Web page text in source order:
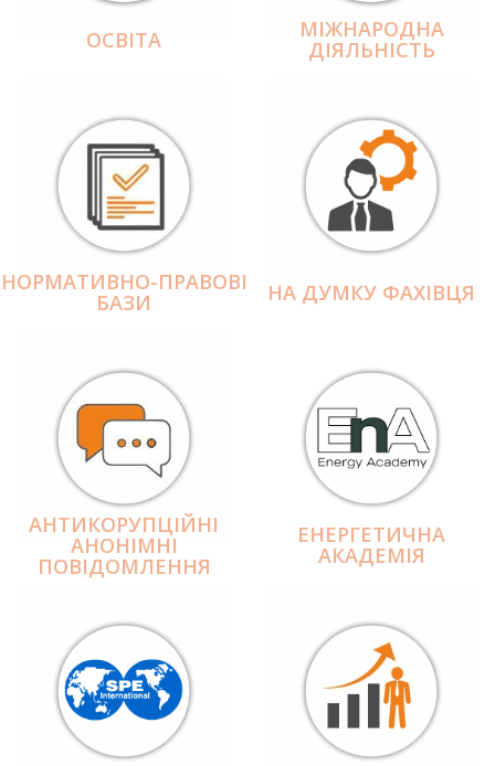
ОСВІТА МІЖНАРОДНА
ДІЯЛЬНІCТЬ
НОРМАТИВНО-ПРАВОВІ
БАЗИ НА ДУМКУ ФАХІВЦЯ
АНТИКОРУПЦІЙНІ
АНОНІМНІ
ПОВІДОМЛЕННЯ
ЕНЕРГЕТИЧНА
АКАДЕМІЯ